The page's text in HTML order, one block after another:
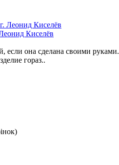
Киселёв
если она сделана своими руками.
гораз..